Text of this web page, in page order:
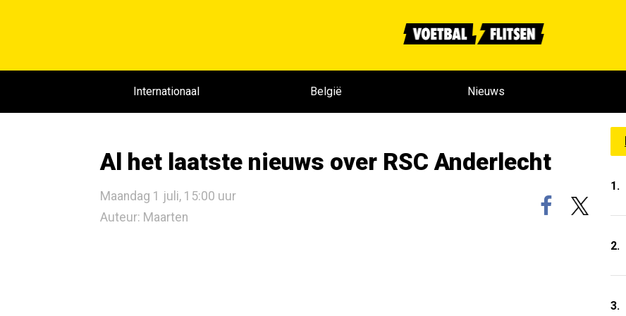
Internationaal België Nieuws
Al het laatste nieuws over RSC Anderlecht
Maandag 1 juli, 15:00 uur
Auteur: Maarten
1.
2.
3.